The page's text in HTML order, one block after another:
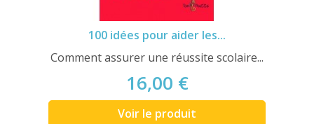
100 idées pour aider les...
Comment assurer une réussite scolaire...
16,00 €
Voir le produit